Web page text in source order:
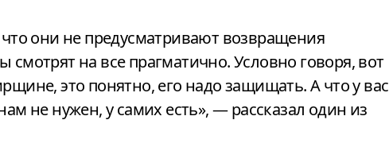
они не предусматривают возвращения
смотрят на все прагматично. Условно говоря, вот
это понятно, его надо защищать. А что у вас
не нужен, у самих есть», — рассказал один из